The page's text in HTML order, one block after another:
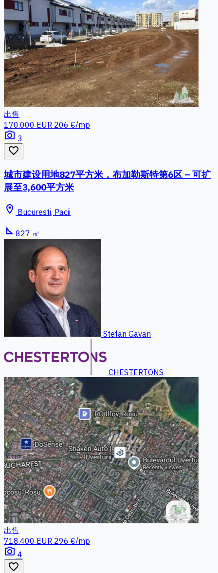
出售
170.000 EUR 206 €/mp
photo_camera 3
favorite_border
城市建设用地827平方米，布加勒斯特第6区 – 可扩
展至3,600平方米
location_on Bucuresti, Pacii
square_foot 827 ㎡
Stefan Gavan
CHESTERTONS
出售
718.400 EUR 296 €/mp
photo_camera 4
favorite_border